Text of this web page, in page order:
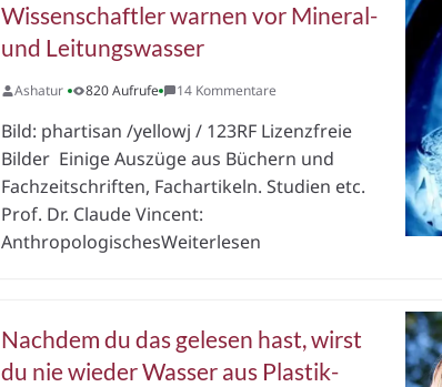
Wissenschaftler warnen vor Mineral-
und Leitungswasser
Ashatur 820 Aufrufe 14 Kommentare
Bild: phartisan /yellowj / 123RF Lizenzfreie
Bilder Einige Auszüge aus Büchern und
Fachzeitschriften, Fachartikeln. Studien etc.
Prof. Dr. Claude Vincent:
AnthropologischesWeiterlesen
Nachdem du das gelesen hast, wirst
du nie wieder Wasser aus Plastik-